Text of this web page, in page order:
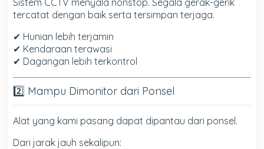
Sistem CCTV menyala nonstop. Segala gerak-gerik
tercatat dengan baik serta tersimpan terjaga.
✔ Hunian lebih terjamin
✔ Kendaraan terawasi
✔ Dagangan lebih terkontrol
2️⃣ Mampu Dimonitor dari Ponsel
Alat yang kami pasang dapat dipantau dari ponsel.
Dari jarak jauh sekalipun: